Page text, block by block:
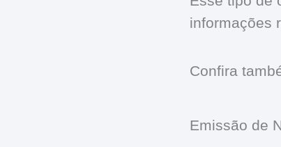
informações
Confira
Emissão de